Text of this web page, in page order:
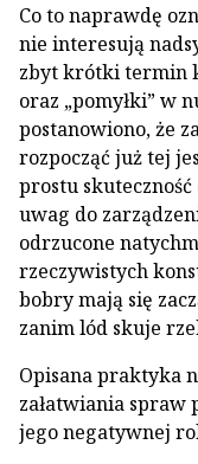
Co to naprawdę
nie interesują
zbyt krótki termin
oraz „pomyłki” w
postanowiono, że
rozpocząć już tej
prostu skuteczność
uwag do
odrzucone
rzeczywistych
bobry mają się
zanim lód skuje
Opisana praktyka
załatwiania spraw
jego negatywnej